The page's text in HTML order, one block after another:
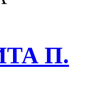
П.